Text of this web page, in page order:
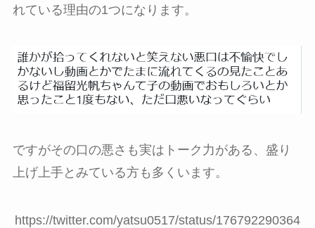
れている理由の1つになります。
ですがその口の悪さも実はトーク力がある、盛り
上げ上手とみている方も多くいます。
https://twitter.com/yatsu0517/status/176792290364